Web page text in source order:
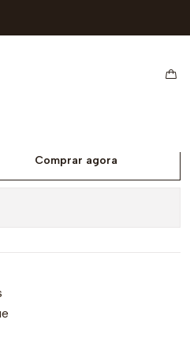
Comprar agora